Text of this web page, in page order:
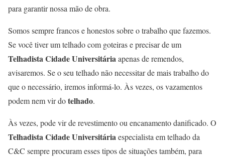
para garantir nossa mão de obra.
Somos sempre francos e honestos sobre o trabalho que fazemos.
Se você tiver um telhado com goteiras e precisar de um
Telhadista Cidade Universitáriaapenas de remendos,
avisaremos. Se o seu telhado não necessitar de mais trabalho do
que o necessário, iremos informá-lo. Às vezes, os vazamentos
podem nem vir dotelhado.
Às vezes, pode vir de revestimento ou encanamento danificado. O
Telhadista Cidade Universitáriaespecialista em telhado da
C&C sempre procuram esses tipos de situações também, para